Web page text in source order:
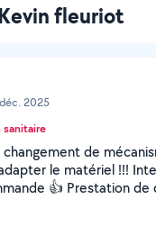
fleuriot
2025
sanitaire
changement de
le matériel !!!
👍 Prestation